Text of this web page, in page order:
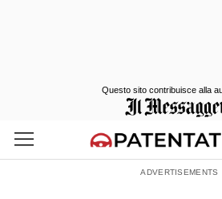
Questo sito contribuisce alla